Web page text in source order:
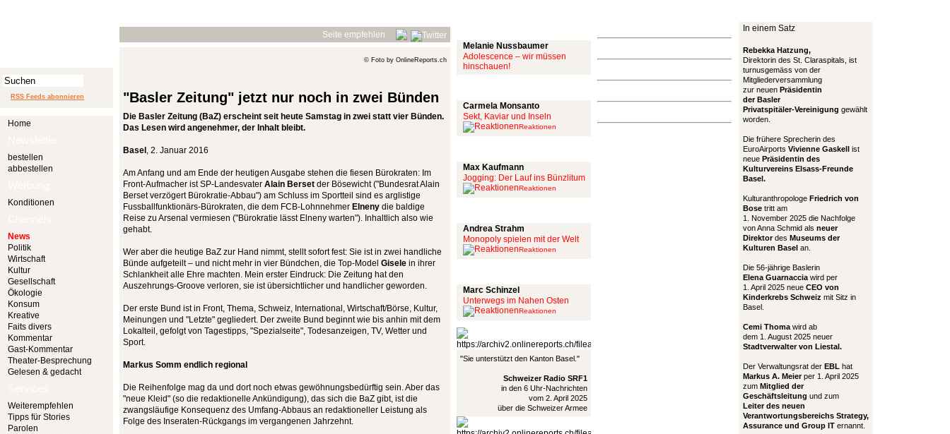
RSS Feeds abonnieren
Home
bestellen
abbestellen
Konditionen
News
Politik
Wirtschaft
Kultur
Gesellschaft
Ökologie
Konsum
Kreative
Faits divers
Kommentar
Gast-Kommentar
Theater-Besprechung
Gelesen & gedacht
Weiterempfehlen
Tipps für Stories
Parolen
Seite empfehlen
© Foto by OnlineReports.ch
"Basler Zeitung" jetzt nur noch in zwei Bünden
Die Basler Zeitung (BaZ) erscheint seit heute Samstag in zwei statt vier Bünden.
Das Lesen wird angenehmer, der Inhalt bleibt.
Basel , 2. Januar 2016
Am Anfang und am Ende der heutigen Ausgabe stehen die fiesen Bürokraten: Im
Front-Aufmacher ist SP-Landesvater Alain Berset der Bösewicht ("Bundesrat Alain
Berset verzögert Bürokratie-Abbau") am Schluss im Sportteil sind es arglistige
Fussballfunktionärs-Bürokraten, die dem FCB-Lohnnehmer Elneny die baldige
Reise zu Arsenal vermiesen ("Bürokratie lässt Elneny warten"). Inhaltlich also wie
gehabt.
Wer aber die heutige BaZ zur Hand nimmt, stellt sofort fest: Sie ist in zwei handliche
Bünde aufgeteilt – und nicht mehr in vier Bündchen, die Top-Model Gisele in ihrer
Schlankheit alle Ehre machten. Mein erster Eindruck: Die Zeitung hat den
Auszehrungs-Groove verloren, sie ist übersichtlicher und handlicher geworden.
Der erste Bund ist in Front, Thema, Schweiz, International, Wirtschaft/Börse, Kultur,
Meinungen und "Letzte" gegliedert. Der zweite Bund beginnt wie bis anhin mit dem
Lokalteil, gefolgt von Tagestipps, "Spezialseite", Todesanzeigen, TV, Wetter und
Sport.
Markus Somm endlich regional
Die Reihenfolge mag da und dort noch etwas gewöhnungsbedürftig sein. Aber das
"neue Kleid" (so die redaktionelle Ankündigung), das sich die BaZ gibt, ist die
zwangsläufige Konsequenz des Umfang-Abbaus an redaktioneller Leistung als
Folge des Inseraten-Rückgangs im vergangenen Jahrzehnt.
Melanie Nussbaumer
Adolescence – wir müssen
hinschauen!
Carmela Monsanto
Sekt, Kaviar und Inseln
Reaktionen
Max Kaufmann
Jogging: Der Lauf ins Bünzlitum
Reaktionen
Andrea Strahm
Monopoly spielen mit der Welt
Reaktionen
Marc Schinzel
Unterwegs im Nahen Osten
Reaktionen
"Sie unterstützt den Kanton Basel."
Schweizer Radio SRF1
in den 6 Uhr-Nachrichten
vom 2. April 2025
über die Schweizer Armee
In einem Satz
Rebekka Hatzung,
Direktorin des St. Claraspitals, ist
turnusgemäss von der
Mitgliederversammlung
zur neuen Präsidentin
der Basler
Privatspitäler-Vereinigung gewählt
worden.
Die frühere Sprecherin des
EuroAirports Vivienne Gaskell ist
neue Präsidentin des
Kulturvereins Elsass-Freunde
Basel.
Kulturanthropologe Friedrich von
Bose tritt am
1. November 2025 die Nachfolge
von Anna Schmid als neuer
Direktordes Museums der
Kulturen Basel an.
Die 56-jährige Baslerin
Elena Guarnaccia wird per
1. April 2025 neue CEO von
Kinderkrebs Schweiz mit Sitz in
Basel.
Cemi Thoma wird ab
dem 1. August 2025 neuer
Stadtverwalter von Liestal.
Der Verwaltungsrat der EBL hat
Markus A. Meierper 1. April 2025
zum Mitglied der
Geschäftsleitung und zum
Leiter des neuen
Verantwortungsbereichs Strategy,
Assurance und Group IT ernannt.